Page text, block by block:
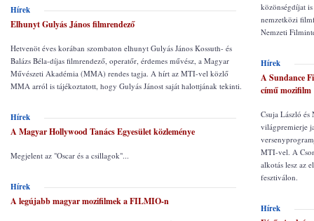
Hírek
Elhunyt Gulyás János filmrendező
Hetvenöt éves korában szombaton elhunyt Gulyás János Kossuth- és
Balázs Béla-díjas filmrendező, operatőr, érdemes művész, a Magyar
Művészeti Akadémia (MMA) rendes tagja. A hírt az MTI-vel közlő
MMA arról is tájékoztatott, hogy Gulyás Jánost saját halottjának tekinti.
Hírek
A Magyar Hollywood Tanács Egyesület közleménye
Megjelent az "Oscar és a csillagok"...
Hírek
A legújabb magyar mozifilmek a FILMIO-n
közönségdíjat
nemzetközi
Nemzeti
Hírek
A Sundance
című mozifilm
Csuja László
világpremierje
MTI-vel. A
alkotás lesz az
fesztiválon.
Hírek